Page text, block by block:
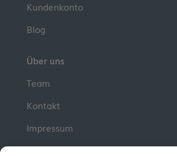
Kundenkonto
Blog
Über uns
Team
Kontakt
Impressum